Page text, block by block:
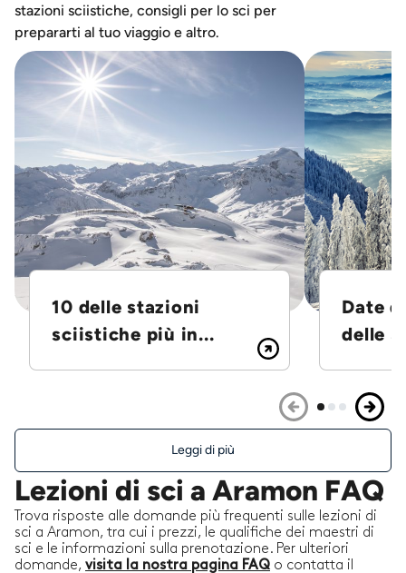
stazioni sciistiche, consigli per lo sci per
prepararti al tuo viaggio e altro.
10 delle stazioni
sciistiche più in...
Date
delle
Leggi di più
Lezioni di sci a Aramon FAQ
Trova risposte alle domande più frequenti sulle lezioni di
sci a Aramon, tra cui i prezzi, le qualifiche dei maestri di
sci e le informazioni sulla prenotazione. Per ulteriori
domande, visita la nostra pagina FAQ o contatta il